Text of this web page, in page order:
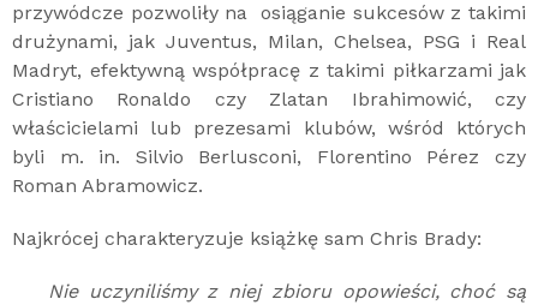
przywódcze pozwoliły na osiąganie sukcesów z takimi
drużynami, jak Juventus, Milan, Chelsea, PSG i Real
Madryt, efektywną współpracę z takimi piłkarzami jak
Cristiano Ronaldo czy Zlatan Ibrahimowić, czy
właścicielami lub prezesami klubów, wśród których
byli m. in. Silvio Berlusconi, Florentino Pérez czy
Roman Abramowicz.
Najkrócej charakteryzuje książkę sam Chris Brady:
Nie uczyniliśmy z niej zbioru opowieści, choć są